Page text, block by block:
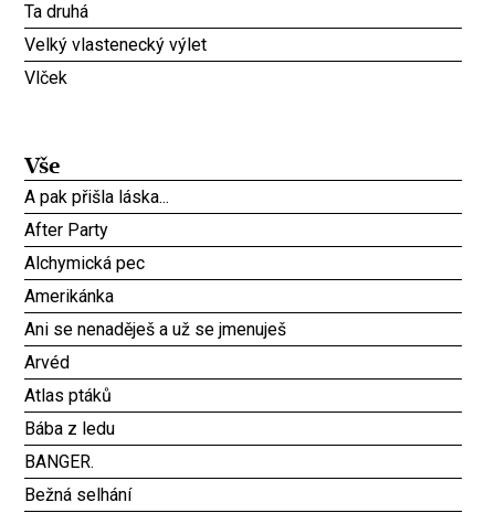
Ta druhá
Velký vlastenecký výlet
Vlček
Vše
A pak přišla láska...
After Party
Alchymická pec
Amerikánka
Ani se nenaděješ a už se jmenuješ
Arvéd
Atlas ptáků
Bába z ledu
BANGER.
Bežná selhání